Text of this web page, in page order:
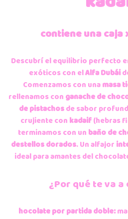
contiene una caja
Descubrí el equilibrio perfecto
exóticos con elAlfa Dubái
Comenzamos con unamasa
rellenamos con ganache de
de pistachosde sabor
crujiente con kadaif(hebras
terminamos con un baño de
destellos dorados. Un alfajor
ideal para amantes del
¿Por qué te va
hocolate por partida doble: